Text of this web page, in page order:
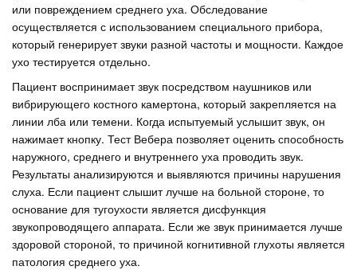
или повреждением среднего уха. Обследование
осуществляется с использованием специального прибора,
который генерирует звуки разной частоты и мощности. Каждое
ухо тестируется отдельно.
Пациент воспринимает звук посредством наушников или
вибрирующего костного камертона, который закрепляется на
линии лба или темени. Когда испытуемый услышит звук, он
нажимает кнопку. Тест Вебера позволяет оценить способность
наружного, среднего и внутреннего уха проводить звук.
Результаты анализируются и выявляются причины нарушения
слуха. Если пациент слышит лучше на больной стороне, то
основание для тугоухости является дисфункция
звукопроводящего аппарата. Если же звук принимается лучше
здоровой стороной, то причиной когнитивной глухоты является
патология среднего уха.